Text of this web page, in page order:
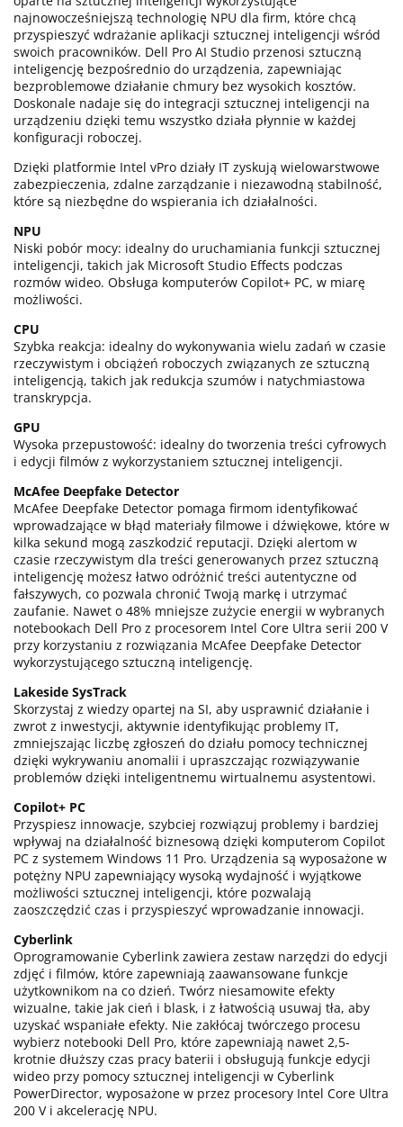
najnowocześniejszą technologię NPU dla firm, które chcą
przyspieszyć wdrażanie aplikacji sztucznej inteligencji wśród
swoich pracowników. Dell Pro AI Studio przenosi sztuczną
inteligencję bezpośrednio do urządzenia, zapewniając
bezproblemowe działanie chmury bez wysokich kosztów.
Doskonale nadaje się do integracji sztucznej inteligencji na
urządzeniu dzięki temu wszystko działa płynnie w każdej
konfiguracji roboczej.
Dzięki platformie Intel vPro działy IT zyskują wielowarstwowe
zabezpieczenia, zdalne zarządzanie i niezawodną stabilność,
które są niezbędne do wspierania ich działalności.
NPU
Niski pobór mocy: idealny do uruchamiania funkcji sztucznej
inteligencji, takich jak Microsoft Studio Effects podczas
rozmów wideo. Obsługa komputerów Copilot+ PC, w miarę
możliwości.
CPU
Szybka reakcja: idealny do wykonywania wielu zadań w czasie
rzeczywistym i obciążeń roboczych związanych ze sztuczną
inteligencją, takich jak redukcja szumów i natychmiastowa
transkrypcja.
GPU
Wysoka przepustowość: idealny do tworzenia treści cyfrowych
i edycji filmów z wykorzystaniem sztucznej inteligencji.
McAfee Deepfake Detector
McAfee Deepfake Detector pomaga firmom identyfikować
wprowadzające w błąd materiały filmowe i dźwiękowe, które w
kilka sekund mogą zaszkodzić reputacji. Dzięki alertom w
czasie rzeczywistym dla treści generowanych przez sztuczną
inteligencję możesz łatwo odróżnić treści autentyczne od
fałszywych, co pozwala chronić Twoją markę i utrzymać
zaufanie. Nawet o 48% mniejsze zużycie energii w wybranych
notebookach Dell Pro z procesorem Intel Core Ultra serii 200 V
przy korzystaniu z rozwiązania McAfee Deepfake Detector
wykorzystującego sztuczną inteligencję.
Lakeside SysTrack
Skorzystaj z wiedzy opartej na SI, aby usprawnić działanie i
zwrot z inwestycji, aktywnie identyfikując problemy IT,
zmniejszając liczbę zgłoszeń do działu pomocy technicznej
dzięki wykrywaniu anomalii i upraszczając rozwiązywanie
problemów dzięki inteligentnemu wirtualnemu asystentowi.
Copilot+ PC
Przyspiesz innowacje, szybciej rozwiązuj problemy i bardziej
wpływaj na działalność biznesową dzięki komputerom Copilot
PC z systemem Windows 11 Pro. Urządzenia są wyposażone w
potężny NPU zapewniający wysoką wydajność i wyjątkowe
możliwości sztucznej inteligencji, które pozwalają
zaoszczędzić czas i przyspieszyć wprowadzanie innowacji.
Cyberlink
Oprogramowanie Cyberlink zawiera zestaw narzędzi do edycji
zdjęć i filmów, które zapewniają zaawansowane funkcje
użytkownikom na co dzień. Twórz niesamowite efekty
wizualne, takie jak cień i blask, i z łatwością usuwaj tła, aby
uzyskać wspaniałe efekty. Nie zakłócaj twórczego procesu
wybierz notebooki Dell Pro, które zapewniają nawet 2,5-
krotnie dłuższy czas pracy baterii i obsługują funkcje edycji
wideo przy pomocy sztucznej inteligencji w Cyberlink
PowerDirector, wyposażone w przez procesory Intel Core Ultra
200 V i akcelerację NPU.